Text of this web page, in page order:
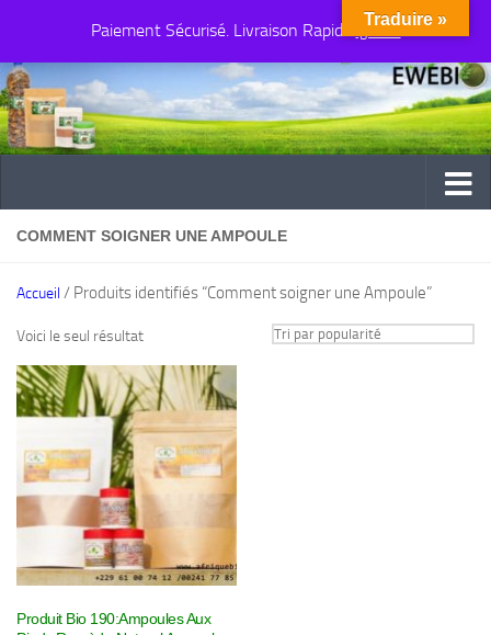
Paiement Sécurisé. Livraison Rapide Ignorer
Au dessous du contenu
COMMENT SOIGNER UNE AMPOULE
Accueil / Produits identifiés “Comment soigner une Ampoule”
Voici le seul résultat
Produit Bio 190:Ampoules Aux
Traduire »